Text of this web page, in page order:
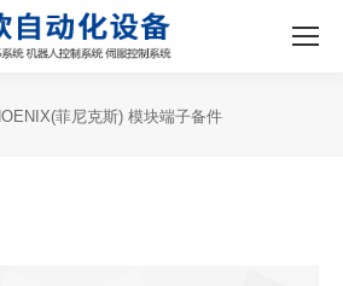
菲尼克斯) 模块端子备件